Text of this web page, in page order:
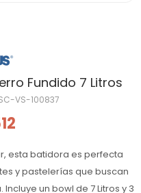
Fundido 7 Litros
VS-100837
esta batidora es perfecta
y pastelerías que buscan
un bowl de 7 Litros y 3